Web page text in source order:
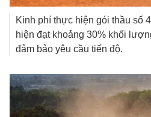
Kinh phí thực hiện gói thầu số
hiện đạt khoảng 30% khối
đảm bảo yêu cầu tiến độ.